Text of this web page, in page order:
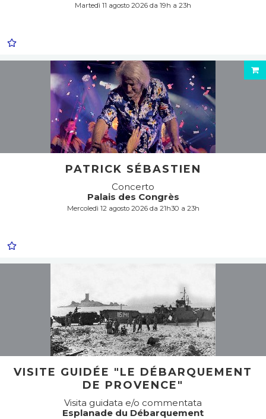
Martedì 11 agosto 2026 da 19h a 23h
PATRICK SÉBASTIEN
Concerto
Palais des Congrès
Mercoledì 12 agosto 2026 da 21h30 a 23h
VISITE GUIDÉE "LE DÉBARQUEMENT
DE PROVENCE"
Visita guidata e/o commentata
Esplanade du Débarquement